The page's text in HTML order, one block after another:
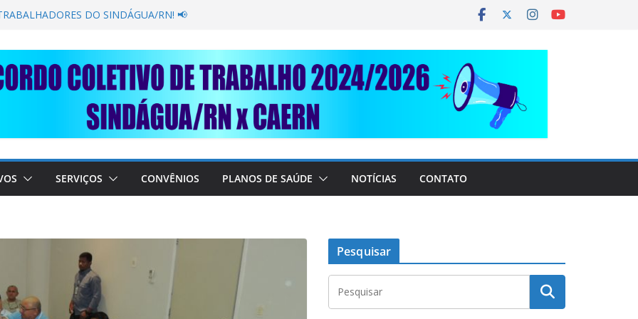
SECAR SUA TORNEIRA: UNIDOS
em importante debate com o Ministro
A SABESP! 🚨
AJUDE O NOSSO
RAIMUNDO DA CAERN!
SERVIÇOS CONVÊNIOS PLANOS DE SAÚDE NOTÍCIAS CONTATO
Pesquisar